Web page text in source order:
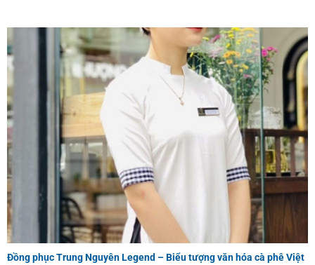
Đồng phục Trung Nguyên Legend – Biểu tượng văn hóa cà phê Việt